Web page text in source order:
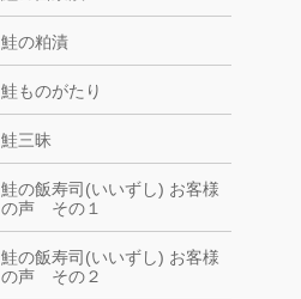
鮭の粕漬
鮭ものがたり
鮭三昧
鮭の飯寿司(いいずし) お客様
の声 その１
鮭の飯寿司(いいずし) お客様
の声 その２